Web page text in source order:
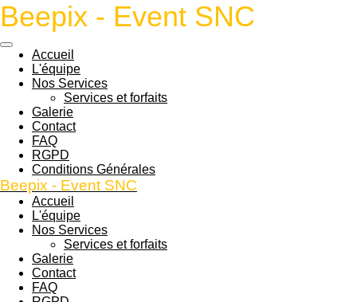
Passer
au
contenu
principal
Beepix - Event SNC
Accueil
L'équipe
Nos Services
Services et forfaits
Galerie
Contact
FAQ
RGPD
Conditions Générales
Beepix - Event SNC
Accueil
L'équipe
Nos Services
Services et forfaits
Galerie
Contact
FAQ